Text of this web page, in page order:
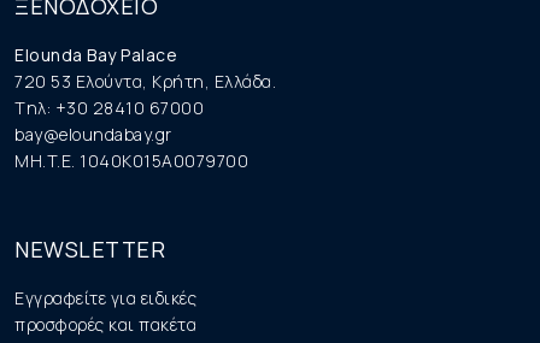
ΞΕΝΟΔΟΧΕΙΟ
Elounda Bay Palace
720 53 Ελούντα, Κρήτη, Ελλάδα.
Tηλ: +30 28410 67000
bay@eloundabay.gr
MH.T.E. 1040K015A0079700
NEWSLETTER
Εγγραφείτε για ειδικές
προσφορές και πακέτα